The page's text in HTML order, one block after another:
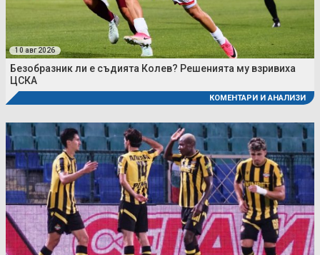
10 авг 2026
Безобразник ли е съдията Колев? Решенията му взривиха
ЦСКА
КОМЕНТАРИ И АНАЛИЗИ